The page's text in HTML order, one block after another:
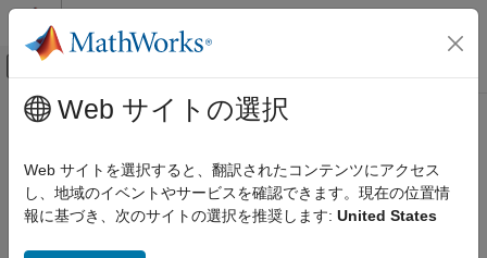
コンテンツへスキップ
オフキャンバス ナビゲーション メ
ドキュメンテーションのホーム
Embedded Coder
コードとツールのカスタマイズ
メインコンテンツ
関数の宣言で extern
保持する
関数宣言にextern キーワードを含める
Web サイトの選択
Web サイトを選択すると、翻訳されたコンテンツにアクセス
し、地域のイベントやサービスを確認できます。現在の位置情
報に基づき、次のサイトの選択を推奨します: United States